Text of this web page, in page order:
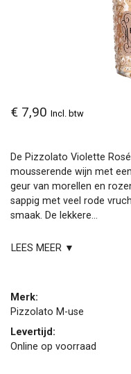
€ 7,90 Incl. btw
De Pizzolato Violette
mousserende wijn met
geur van morellen en
sappig met veel rode
smaak. De lekkere...
LEES MEER ▼
Merk:
Pizzolato M-use
Levertijd:
Online op voorraad